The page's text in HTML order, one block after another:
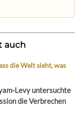
auch
die Welt sieht, was
Levy untersuchte
die Verbrechen